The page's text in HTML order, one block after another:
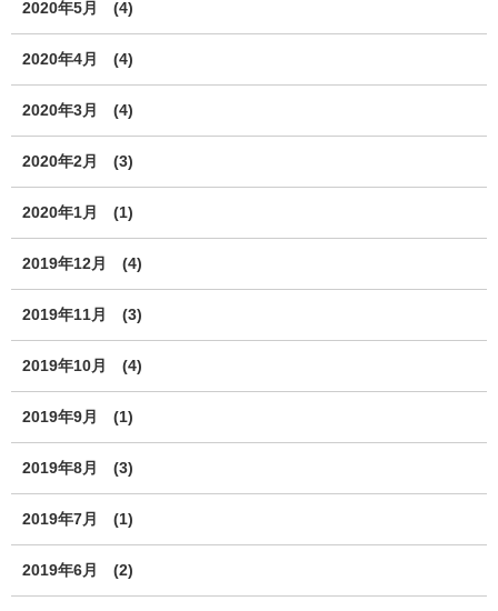
2020年5月 (4)
2020年4月 (4)
2020年3月 (4)
2020年2月 (3)
2020年1月 (1)
2019年12月 (4)
2019年11月 (3)
2019年10月 (4)
2019年9月 (1)
2019年8月 (3)
2019年7月 (1)
2019年6月 (2)